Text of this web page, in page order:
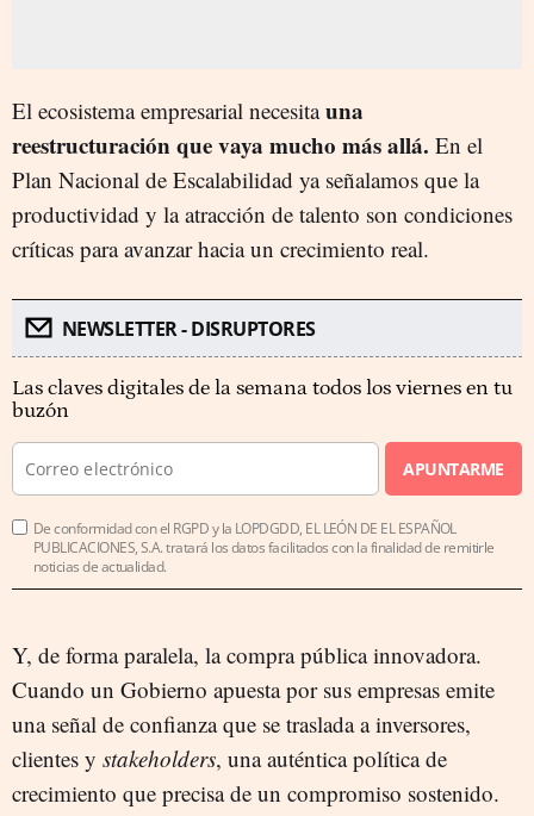
El ecosistema empresarial necesitauna
reestructuración que vaya mucho más allá. En el
Plan Nacional de Escalabilidad ya señalamos que la
productividad y la atracción de talento son condiciones
críticas para avanzar hacia un crecimiento real.
NEWSLETTER - DISRUPTORES
Las claves digitales de la semana todos los viernes en tu
buzón
APUNTARME
De conformidad con el RGPD y la LOPDGDD, EL LEÓN DE EL ESPAÑOL
PUBLICACIONES, S.A. tratará los datos facilitados con la finalidad de remitirle
noticias de actualidad.
Y, de forma paralela, la compra pública innovadora.
Cuando un Gobierno apuesta por sus empresas emite
una señal de confianza que se traslada a inversores,
clientes y stakeholders, una auténtica política de
crecimiento que precisa de un compromiso sostenido.